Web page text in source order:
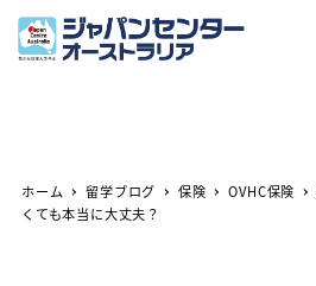
ホーム 留学ブログ 保険 OVHC保険
くても本当に大丈夫？